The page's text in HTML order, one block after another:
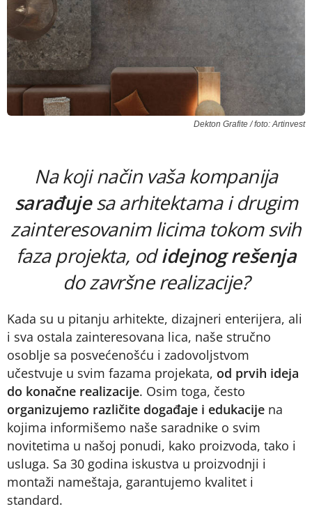
Dekton Grafite / foto: Artinvest
Na koji način vaša kompanija
sarađujesa arhitektama i drugim
zainteresovanim licima tokom svih
faza projekta, odidejnog rešenja
do završne realizacije?
Kada su u pitanju arhitekte, dizajneri enterijera, ali
i sva ostala zainteresovana lica, naše stručno
osoblje sa posvećenošću i zadovoljstvom
učestvuje u svim fazama projekata, od prvih ideja
do konačne realizacije. Osim toga, često
organizujemo različite događaje i edukacije na
kojima informišemo naše saradnike o svim
novitetima u našoj ponudi, kako proizvoda, tako i
usluga. Sa 30 godina iskustva u proizvodnji i
montaži nameštaja, garantujemo kvalitet i
standard.